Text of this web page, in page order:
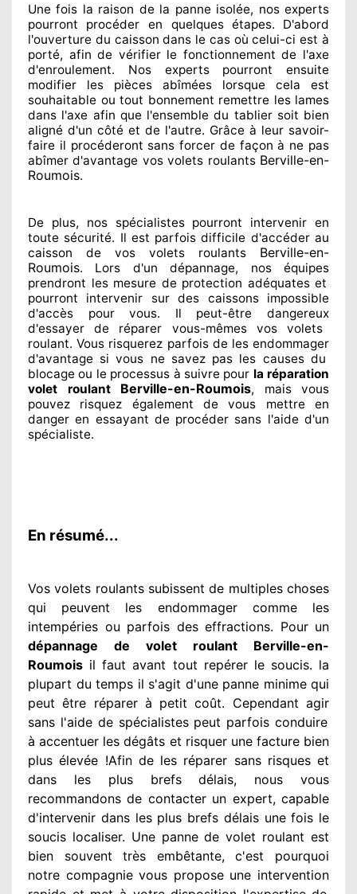
Une fois la raison de la panne isolée, nos experts
pourront procéder
en quelques étapes. D'abord
l'ouverture du caisson dans le cas où celui-ci est à
porté, afin de vérifier le fonctionnement de l'axe
d'enroulement. Nos expertspourront ensuite
modifier les pièces abîmées lorsque cela est
souhaitable ou tout bonnement remettre les lames
dans l'axe afin que l'ensemble du tablier soit bien
aligné d'un côté et de l'autre. Grâce à leur savoir-
faire il procéderont sans forcer de façon à ne pas
abîmer d'avantage vos volets roulants Berville-en-
Roumois.
De plus, nos spécialistespourront intervenir en
toute sécurité. Il est parfois difficile d'accéder au
caisson de vos volets roulants Berville-en-
Roumois. Lors d'un dépannage, nos équipes
prendront les mesure de protection adéquateset
pourront intervenir sur des caissons impossible
d'accès pour vous. Il peut-être dangereux
d'essayer de réparer vous-mêmes vos volets
roulant. Vous risquerez parfois de les endommager
d'avantage si vous ne savezpas les causes du
blocage ou le processus à suivre pour la réparation
volet roulant Berville-en-Roumois, mais vous
pouvez risquez également de vous mettre en
danger en essayant de procéder sans l'aide d'un
spécialiste.
En résumé...
Vos volets roulants subissent de multipleschoses
qui peuvent les endommagercomme les
intempéries ou parfois des effractions. Pour un
dépannage de volet roulant Berville-en-
Roumois il faut avant tout repérerle soucis. la
plupart du temps il s'agit d'une panne minime qui
peut être réparerà petit coût. Cependant agir
sans l'aide de spécialistespeut parfois conduire
à accentuer les dégâts et risquer une facture bien
plus élevée !Afin de les réparer sans risques et
dans les plus brefsdélais, nous vous
recommandons de contacterun expert, capable
d'intervenir dans les plus brefs délais une fois le
soucis localiser. Une panne de volet roulant est
bien souvent très embêtante, c'est pourquoi
notre compagnievous propose une intervention